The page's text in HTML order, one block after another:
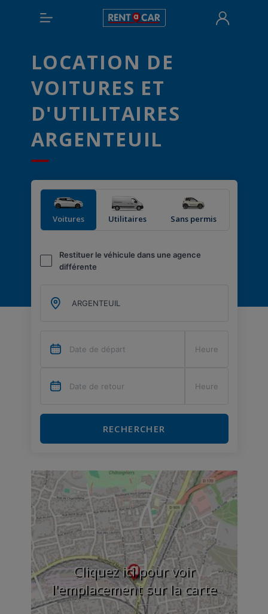
LOCATION DE
VOITURES ET
D'UTILITAIRES
ARGENTEUIL
Voitures Utilitaires Sans permis
Restituer le véhicule dans une agence
différente
RECHERCHER
Cliquez ici pour voir
l'emplacement sur la carte